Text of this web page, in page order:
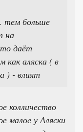
больше
на
даёт
аляска ( в
) - влият
колличество
малое у Аляски